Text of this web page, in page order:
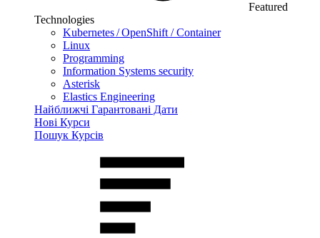
Featured
Technologies
Kubernetes / OpenShift / Container
Linux
Programming
Information Systems security
Asterisk
Elastics Engineering
Найближчі Гарантовані Дати
Нові Курси
Пошук Курсів